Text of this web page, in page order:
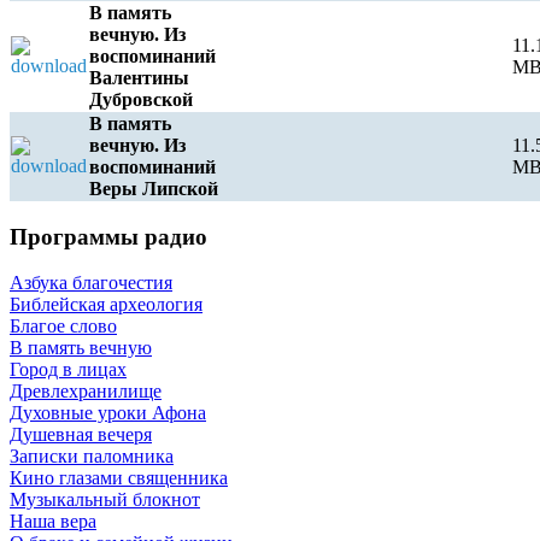
В память
вечную. Из
воспоминаний
Валентины
Дубровской
В память
вечную. Из
воспоминаний
Веры Липской
Программы радио
Азбука благочестия
Библейская археология
Благое слово
В память вечную
Город в лицах
Древлехранилище
Духовные уроки Афона
Душевная вечеря
Записки паломника
Кино глазами священника
Музыкальный блокнот
Наша вера